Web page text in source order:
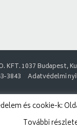
KFT. 1037 Budapest,
3843
Adatvédelmi
és cookie-k:
További